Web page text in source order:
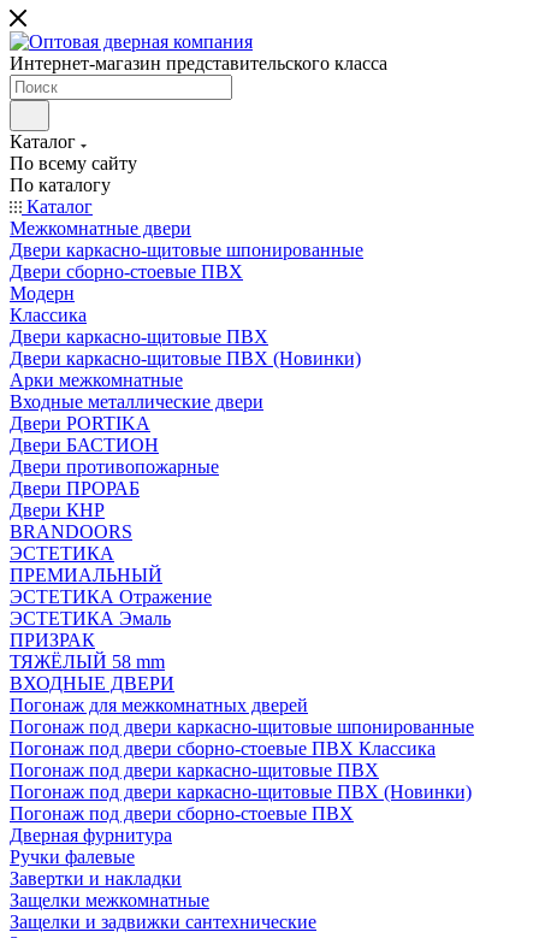
Интернет-магазин представительского класса
Каталог
По всему сайту
По каталогу
Каталог
Межкомнатные двери
Двери каркасно-щитовые шпонированные
Двери сборно-стоевые ПВХ
Модерн
Классика
Двери каркасно-щитовые ПВХ
Двери каркасно-щитовые ПВХ (Новинки)
Арки межкомнатные
Входные металлические двери
Двери PORTIKA
Двери БАСТИОН
Двери противопожарные
Двери ПРОРАБ
Двери КНР
BRANDOORS
ЭСТЕТИКА
ПРЕМИАЛЬНЫЙ
ЭСТЕТИКА Отражение
ЭСТЕТИКА Эмаль
ПРИЗРАК
ТЯЖЁЛЫЙ 58 mm
ВХОДНЫЕ ДВЕРИ
Погонаж для межкомнатных дверей
Погонаж под двери каркасно-щитовые шпонированные
Погонаж под двери сборно-стоевые ПВХ Классика
Погонаж под двери каркасно-щитовые ПВХ
Погонаж под двери каркасно-щитовые ПВХ (Новинки)
Погонаж под двери сборно-стоевые ПВХ
Дверная фурнитура
Ручки фалевые
Завертки и накладки
Защелки межкомнатные
Защелки и задвижки сантехнические